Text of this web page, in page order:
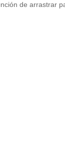
de arrastrar